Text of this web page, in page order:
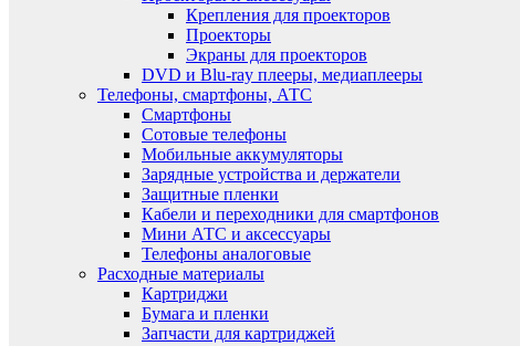
Крепления для проекторов
Проекторы
Экраны для проекторов
DVD и Blu-ray плееры, медиаплееры
Телефоны, смартфоны, АТС
Смартфоны
Сотовые телефоны
Мобильные аккумуляторы
Зарядные устройства и держатели
Защитные пленки
Кабели и переходники для смартфонов
Мини АТС и аксессуары
Телефоны аналоговые
Расходные материалы
Картриджи
Бумага и пленки
Запчасти для картриджей